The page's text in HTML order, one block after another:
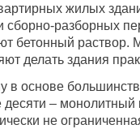
жилых
разборных
бетонный раствор.
делать здания
в основе
– монолитный
не